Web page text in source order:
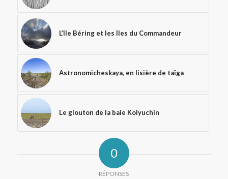
L’île Béring et les îles du Commandeur
Astronomicheskaya, en lisière de taïga
Le glouton de la baie Kolyuchin
0
RÉPONSES